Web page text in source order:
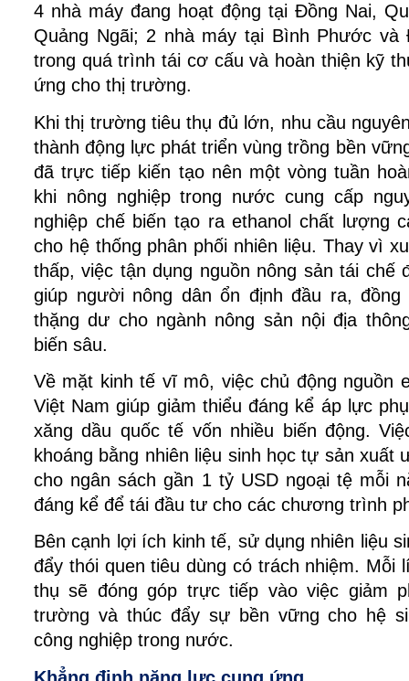
4 nhà máy đang hoạt động tại Đồng Nai,
Quảng Ngãi; 2 nhà máy tại Bình Phước và
trong quá trình tái cơ cấu và hoàn thiện kỹ
ứng cho thị trường.
Khi thị trường tiêu thụ đủ lớn, nhu cầu
thành động lực phát triển vùng trồng bền
đã trực tiếp kiến tạo nên một vòng tuần
khi nông nghiệp trong nước cung cấp
nghiệp chế biến tạo ra ethanol chất lượng
cho hệ thống phân phối nhiên liệu. Thay vì
thấp, việc tận dụng nguồn nông sản tái chế
giúp người nông dân ổn định đầu ra,
thặng dư cho ngành nông sản nội địa
biến sâu.
Về mặt kinh tế vĩ mô, việc chủ động nguồn
Việt Nam giúp giảm thiểu đáng kể áp lực
xăng dầu quốc tế vốn nhiều biến động.
khoáng bằng nhiên liệu sinh học tự sản xuất
cho ngân sách gần 1 tỷ USD ngoại tệ mỗi
đáng kể để tái đầu tư cho các chương trình
Bên cạnh lợi ích kinh tế, sử dụng nhiên liệu
đẩy thói quen tiêu dùng có trách nhiệm. Mỗi
thụ sẽ đóng góp trực tiếp vào việc giảm
trường và thúc đẩy sự bền vững cho hệ
công nghiệp trong nước.